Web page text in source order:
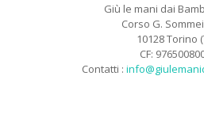
Giù le mani dai
Corso G.
10128 Torino
CF:
Contatti :